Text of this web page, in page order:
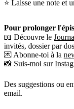
⭐️ Laisse une note et
Pour prolonger
📖 Découvre le
invités, dossier par
💌 Abonne-toi à la
📸 Suis-moi sur
Des suggestions ou
email.